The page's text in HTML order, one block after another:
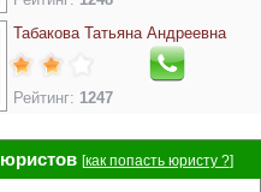
Табакова Татьяна Андреевна
Рейтинг: 1247
[как попасть юристу ?]